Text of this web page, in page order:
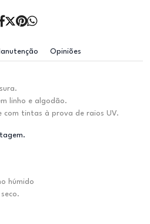
Opiniões
linho e algodão.
com tintas à prova de raios UV.
húmido